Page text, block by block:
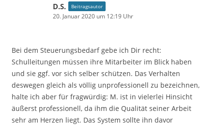
D.S. Beitragsautor
20. Januar 2020 um 12:19 Uhr
Bei dem Steuerungsbedarf gebe ich Dir recht:
Schulleitungen müssen ihre Mitarbeiter im Blick haben
und sie ggf. vor sich selber schützen. Das Verhalten
deswegen gleich als völlig unprofessionell zu bezeichnen,
halte ich aber für fragwürdig: M. ist in vielerlei Hinsicht
äußerst professionell, da ihm die Qualität seiner Arbeit
sehr am Herzen liegt. Das System sollte ihn davor